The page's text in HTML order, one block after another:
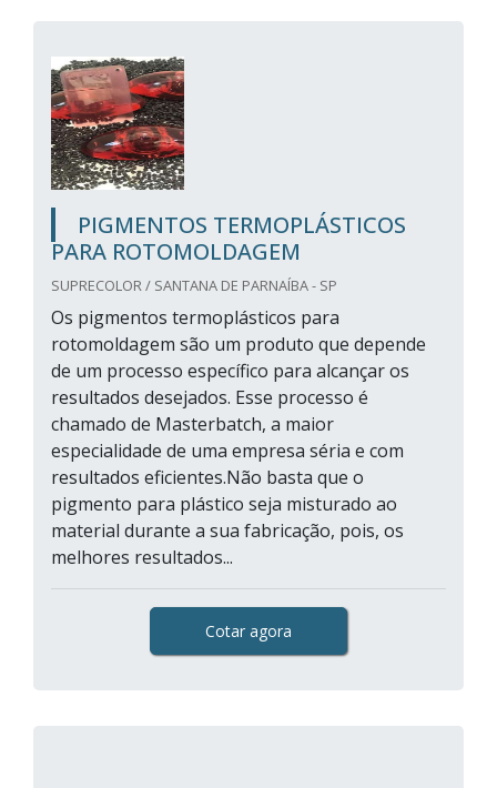
PIGMENTOS TERMOPLÁSTICOS
PARA ROTOMOLDAGEM
SUPRECOLOR / SANTANA DE PARNAÍBA - SP
Os pigmentos termoplásticos para
rotomoldagem são um produto que depende
de um processo específico para alcançar os
resultados desejados. Esse processo é
chamado de Masterbatch, a maior
especialidade de uma empresa séria e com
resultados eficientes.Não basta que o
pigmento para plástico seja misturado ao
material durante a sua fabricação, pois, os
melhores resultados...
Cotar agora